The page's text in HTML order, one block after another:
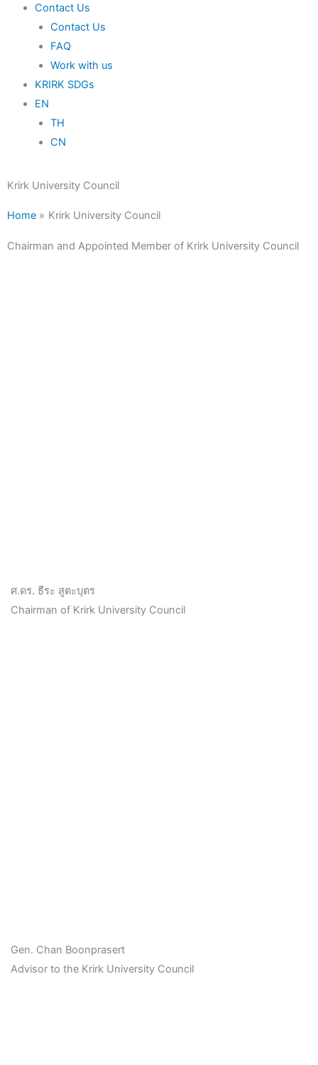
Contact Us
Contact Us
FAQ
Work with us
KRIRK SDGs
EN
TH
CN
Krirk University Council
Home Krirk University Council
Chairman and Appointed Member of Krirk University Council
ศ.ดร. ธีระ สูตะบุตร
Chairman of Krirk University Council
Gen. Chan Boonprasert
Advisor to the Krirk University Council